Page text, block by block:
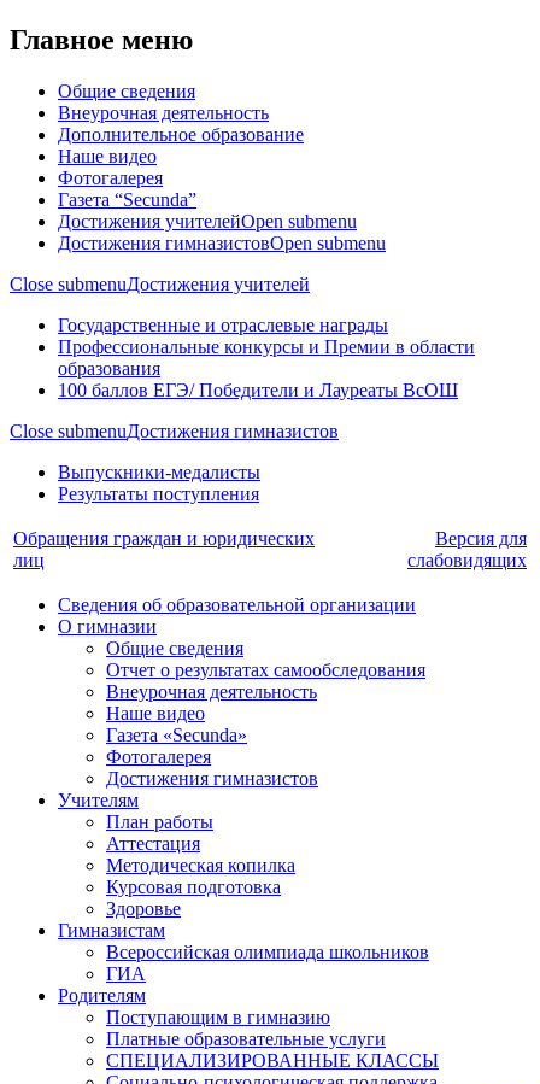
Главное меню
Общие сведения
Внеурочная деятельность
Дополнительное образование
Наше видео
Фотогалерея
Газета “Secunda”
Достижения учителейOpen submenu
Достижения гимназистовOpen submenu
Close submenuДостижения учителей
Государственные и отраслевые награды
Профессиональные конкурсы и Премии в области
образования
100 баллов ЕГЭ/ Победители и Лауреаты ВсОШ
Close submenuДостижения гимназистов
Выпускники-медалисты
Результаты поступления
Обращения граждан и юридических
лиц
Версия для
слабовидящих
Сведения об образовательной организации
О гимназии
Общие сведения
Отчет о результатах самообследования
Внеурочная деятельность
Наше видео
Газета «Secunda»
Фотогалерея
Достижения гимназистов
Учителям
План работы
Аттестация
Методическая копилка
Курсовая подготовка
Здоровье
Гимназистам
Всероссийская олимпиада школьников
ГИА
Родителям
Поступающим в гимназию
Платные образовательные услуги
СПЕЦИАЛИЗИРОВАННЫЕ КЛАССЫ